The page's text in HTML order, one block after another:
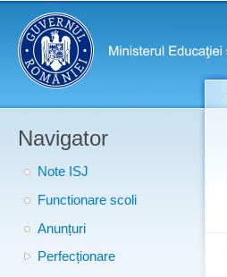
Meniu principal
Navigator
Note ISJ
Functionare scoli
Anunțuri
Perfecționare